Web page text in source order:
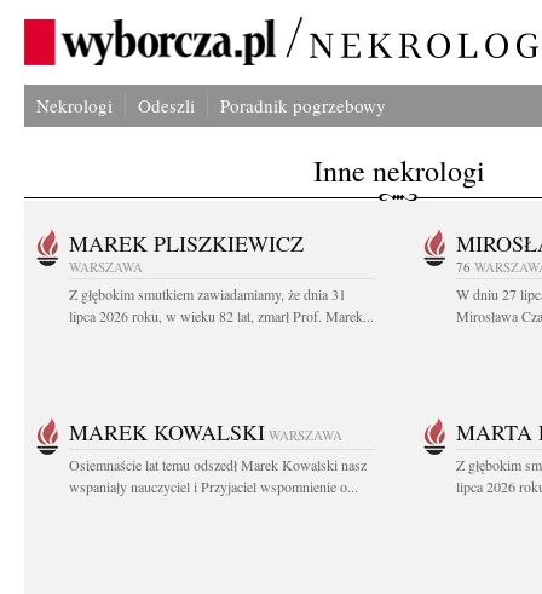
Nekrologi Odeszli Poradnik pogrzebowy
Inne nekrologi
MAREK PLISZKIEWICZ
WARSZAWA
Z głębokim smutkiem zawiadamiamy, że dnia 31
lipca 2026 roku, w wieku 82 lat, zmarł Prof. Marek...
76
W dniu 27
Mirosława
MAREK KOWALSKI WARSZAWA
Osiemnaście lat temu odszedł Marek Kowalski nasz
wspaniały nauczyciel i Przyjaciel wspomnienie o...
MARTA
Z głębokim
lipca 2026